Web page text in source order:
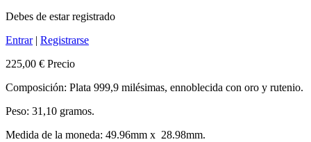
Debes de estar registrado
Entrar| Registrarse
225,00 € Precio
Composición: Plata 999,9 milésimas, ennoblecida con oro y rutenio.
Peso: 31,10 gramos.
Medida de la moneda: 49.96mm x 28.98mm.